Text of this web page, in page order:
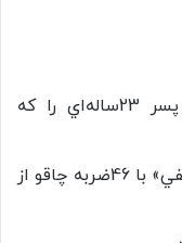
كارآگاهان پليس آگاهي تهران بزرگ پسر 23ساله‌اي را كه
ساله‌اي را به بهانه «وابستگي شديد عاطفي» با 46ضربه چاقو از